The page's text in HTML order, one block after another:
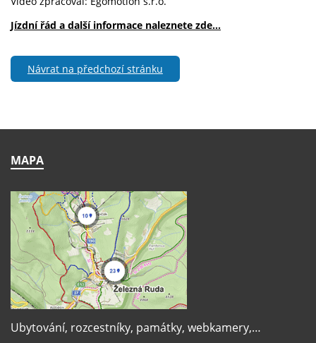
Jízdní řád a další informace naleznete zde…
Návrat na předchozí stránku
MAPA
Ubytování, rozcestníky, památky, webkamery,…